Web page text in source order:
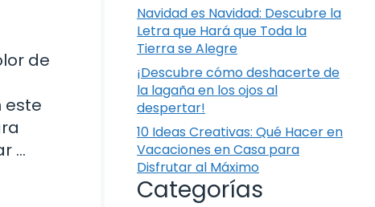
de
este
…
Navidad es Navidad: Descubre la
Letra que Hará que Toda la
Tierra se Alegre
¡Descubre cómo deshacerte de
la lagaña en los ojos al
despertar!
10 Ideas Creativas: Qué Hacer en
Vacaciones en Casa para
Disfrutar al Máximo
Categorías